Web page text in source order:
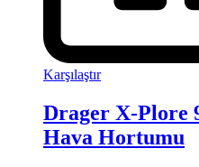
Karşılaştır
Drager X-Plore
Hava Hortumu